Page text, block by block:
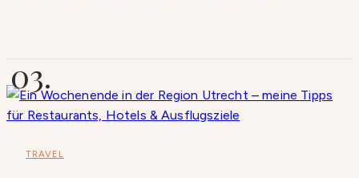
TRAVEL